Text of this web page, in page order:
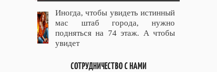
Иногда, чтобы увидеть истинный
мас штаб города, нужно
подняться на 74 этаж. А чтобы
увидет
СОТРУДНИЧЕСТВО С НАМИ